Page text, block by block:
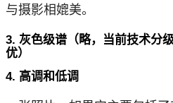
与摄影相媲美。
3. 灰色级谱（略，当前技术分
优）
4. 高调和低调